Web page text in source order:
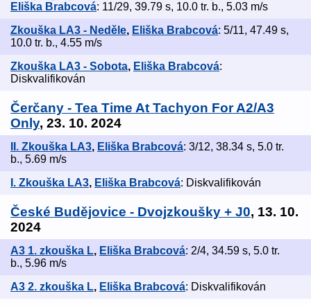
Eliška Brabcová: 11/29, 39.79 s, 10.0 tr. b., 5.03 m/s
Zkouška LA3 - Neděle, Eliška Brabcová: 5/11, 47.49 s,
10.0 tr. b., 4.55 m/s
Zkouška LA3 - Sobota, Eliška Brabcová:
Diskvalifikován
Čerčany - Tea Time At Tachyon For A2/A3
Only, 23. 10. 2024
II. Zkouška LA3, Eliška Brabcová: 3/12, 38.34 s, 5.0 tr.
b., 5.69 m/s
I. Zkouška LA3, Eliška Brabcová: Diskvalifikován
České Budějovice - Dvojzkoušky + J0, 13. 10.
2024
A3 1. zkouška L, Eliška Brabcová: 2/4, 34.59 s, 5.0 tr.
b., 5.96 m/s
A3 2. zkouška L, Eliška Brabcová: Diskvalifikován